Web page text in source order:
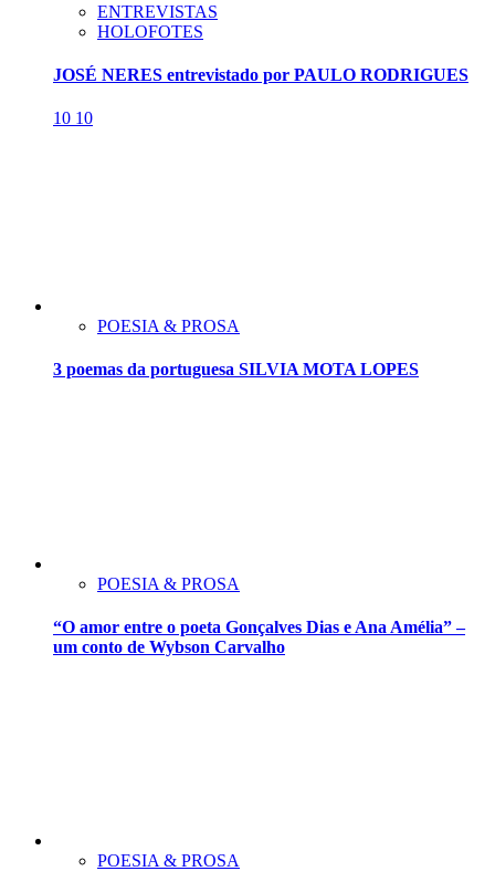
ENTREVISTAS
HOLOFOTES
JOSÉ NERES entrevistado por PAULO RODRIGUES
10 10
POESIA & PROSA
3 poemas da portuguesa SILVIA MOTA LOPES
POESIA & PROSA
“O amor entre o poeta Gonçalves Dias e Ana Amélia” –
um conto de Wybson Carvalho
POESIA & PROSA